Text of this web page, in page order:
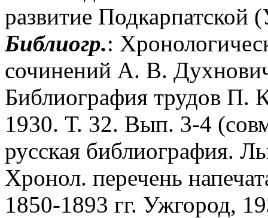
развитие
Библиогр.:
сочинений А. В.
Библиография трудов П.
1930. Т. 32. Вып. 3-4
русская библиография.
Хронол. перечень
1850-1893 гг. Ужгород,